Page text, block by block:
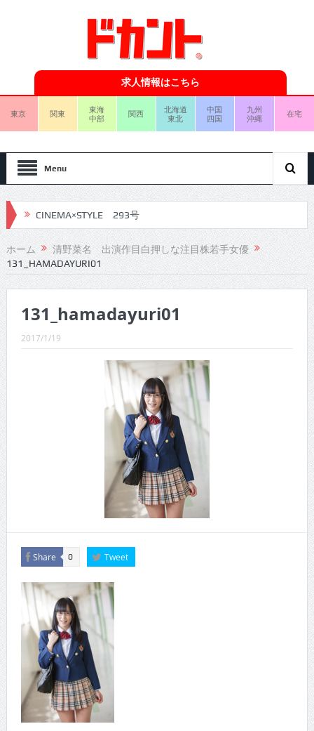
求人情報はこちら
東京 関東
東海
中部
関西
北海道
東北
中国
四国
九州
沖縄
在宅
Menu
CINEMA×STYLE 293号
CINEMA×STYLE 292号
CINEMA×STYLE 291号
CINEMA×STYLE 289号
CINEMA×STYLE 287号
CINEMA×STYLE 286号
CINEMA×STYLE 285号
CINEMA×STYLE 294号
ホーム
清野菜名 出演作目白押しな注目株若手女優
131_HAMADAYURI01
131_hamadayuri01
2017/1/19
Share 0 Tweet